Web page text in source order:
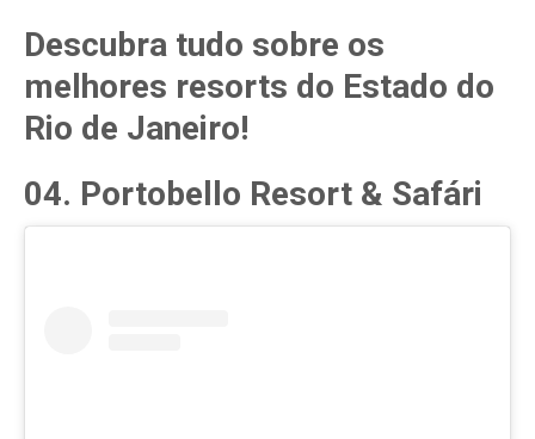
Descubra tudo sobre os
melhores resorts do Estado do
Rio de Janeiro!
04. Portobello Resort & Safári